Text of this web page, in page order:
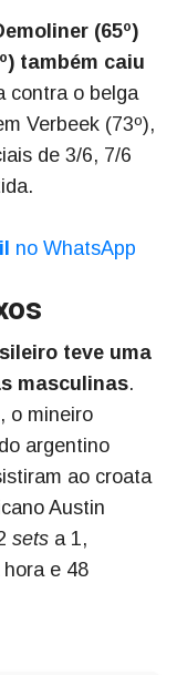
(65º)
também caiu
contra o belga
Verbeek (73º),
de 3/6, 7/6
no WhatsApp
teve uma
masculinas.
o mineiro
argentino
ao croata
Austin
sets a 1,
e 48